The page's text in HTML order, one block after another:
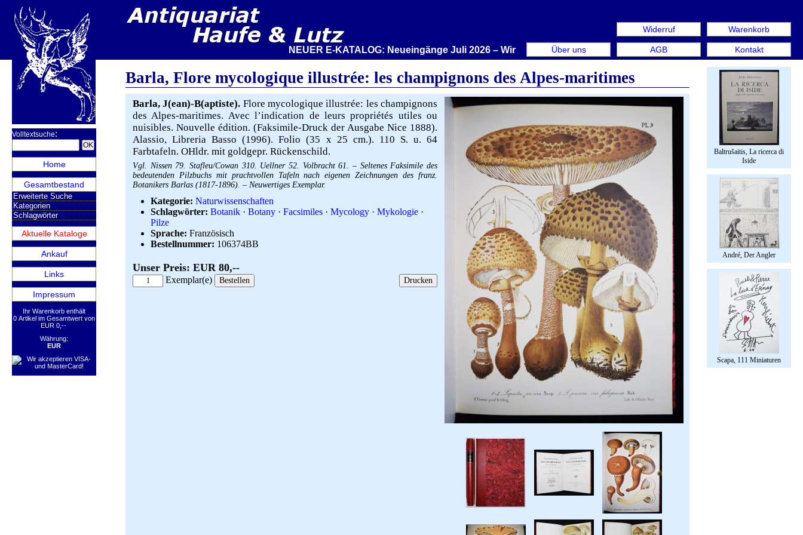
Warenkorb
Kontakt
Widerruf
AGB
Über uns
NEUER E-KATALOG: Neueingänge Juli 2026 – Wir stellen aus: Rare Book Week Berlin. Internationale Messe für
Volltextsuche:
Home
Gesamtbestand
Erweiterte Suche
Kategorien
Schlagwörter
Aktuelle Kataloge
Ankauf
Links
Impressum
Ihr Warenkorb enthält
0 Artikel im Gesamtwert von
EUR 0,--
Währung:
EUR
Baltrušaitis, La ricerca di
Iside
André, Der Angler
Scapa, 111 Miniaturen
Barla, Flore mycologique illustrée: les champignons des Alpes-maritimes
Barla, J(ean)-B(aptiste). Flore mycologique illustrée: les champignons
des Alpes-maritimes. Avec l’indication de leurs propriétés utiles ou
nuisibles. Nouvelle édition. (Faksimile-Druck der Ausgabe Nice 1888).
Alassio, Libreria Basso (1996). Folio (35 x 25 cm.). 110 S. u. 64
Farbtafeln. OHldr. mit goldgepr. Rückenschild.
Vgl. Nissen 79. Stafleu/Cowan 310. Uellner 52. Volbracht 61. – Seltenes Faksimile des
bedeutenden Pilzbuchs mit prachtvollen Tafeln nach eigenen Zeichnungen des franz.
Botanikers Barlas (1817-1896). – Neuwertiges Exemplar.
Kategorie: Naturwissenschaften
Schlagwörter: Botanik · Botany · Facsimiles · Mycology · Mykologie ·
Pilze
Sprache: Französisch
Bestellnummer: 106374BB
Unser Preis: EUR 80,--
Exemplar(e)